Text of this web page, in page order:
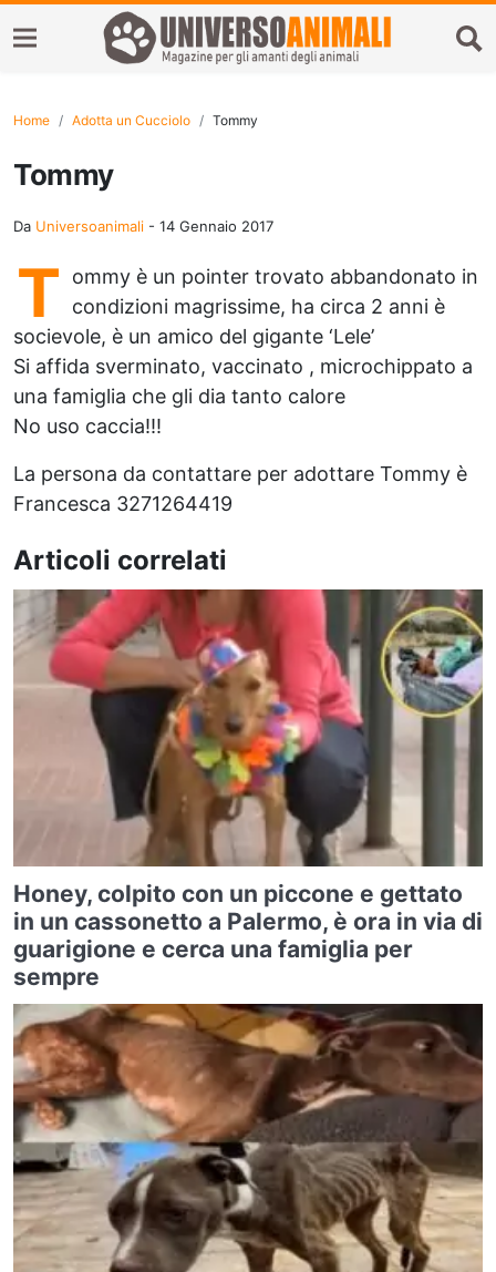
Home Adotta un Cucciolo Tommy
Tommy
Da Universoanimali - 14 Gennaio 2017
T
ommy è un pointer trovato abbandonato in
condizioni magrissime, ha circa 2 anni è
socievole, è un amico del gigante ‘Lele’
Si affida sverminato, vaccinato , microchippato a
una famiglia che gli dia tanto calore
No uso caccia!!!
La persona da contattare per adottare Tommy è
Francesca 3271264419
Articoli correlati
Honey, colpito con un piccone e gettato
in un cassonetto a Palermo, è ora in via di
guarigione e cerca una famiglia per
sempre